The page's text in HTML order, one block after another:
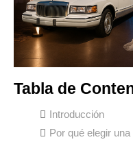
Tabla de
Introducción
Por qué elegir